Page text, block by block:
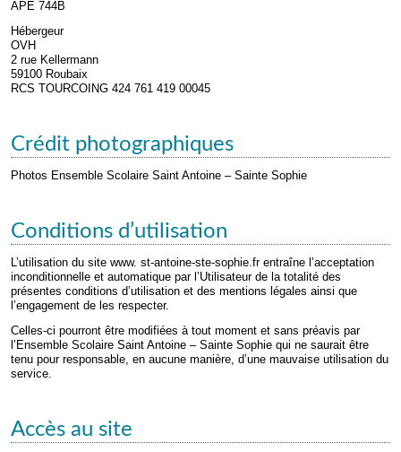
APE 744B
Hébergeur
OVH
2 rue Kellermann
59100 Roubaix
RCS TOURCOING 424 761 419 00045
Crédit photographiques
Photos Ensemble Scolaire Saint Antoine – Sainte Sophie
Conditions d’utilisation
L’utilisation du site www. st-antoine-ste-sophie.fr entraîne l’acceptation
inconditionnelle et automatique par l’Utilisateur de la totalité des
présentes conditions d’utilisation et des mentions légales ainsi que
l’engagement de les respecter.
Celles-ci pourront être modifiées à tout moment et sans préavis par
l’Ensemble Scolaire Saint Antoine – Sainte Sophie qui ne saurait être
tenu pour responsable, en aucune manière, d’une mauvaise utilisation du
service.
Accès au site